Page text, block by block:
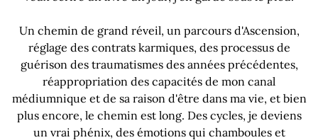
Un chemin de grand réveil, un parcours d'Ascension,
réglage des contrats karmiques, des processus de
guérison des traumatismes des années précédentes,
réappropriation des capacités de mon canal
médiumnique et de sa raison d'être dans ma vie, et bien
plus encore, le chemin est long. Des cycles, je deviens
un vrai phénix, des émotions qui chamboules et